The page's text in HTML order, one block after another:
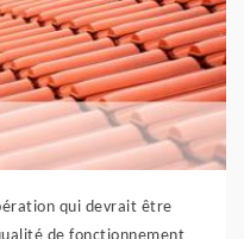
qui devrait être